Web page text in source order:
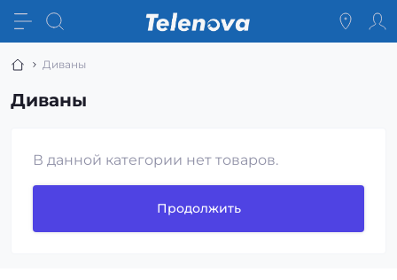
Диваны
Диваны
В данной категории нет товаров.
Продолжить